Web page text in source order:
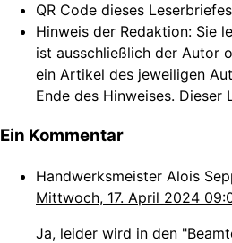
QR Code dieses
Hinweis der Redaktion: Sie
ist ausschließlich der Autor
ein Artikel des jeweiligen
Ende des Hinweises. Dieser
Ein Kommentar
Handwerksmeister Alois
Mittwoch, 17. April 2024
Ja, leider wird in den